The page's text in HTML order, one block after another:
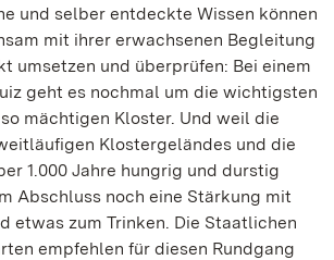
und selber entdeckte Wissen können
mit ihrer erwachsenen Begleitung
umsetzen und überprüfen: Bei einem
geht es nochmal um die wichtigsten
mächtigen Kloster. Und weil die
Klostergeländes und die
1.000 Jahre hungrig und durstig
Abschluss noch eine Stärkung mit
etwas zum Trinken. Die Staatlichen
empfehlen für diesen Rundgang